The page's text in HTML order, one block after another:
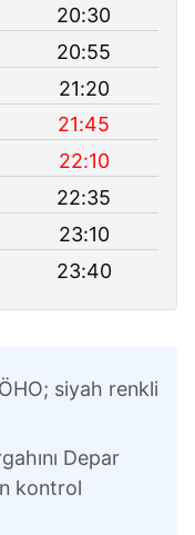
20:30
20:55
21:20
21:45
22:10
22:35
23:10
23:40
siyah renkli
Depar
kontrol